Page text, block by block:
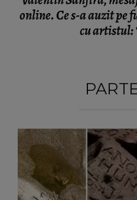
online. Ce s-a auzit
cu artistul: